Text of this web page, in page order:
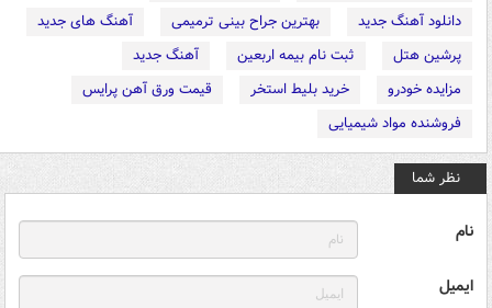
دانلود آهنگ جدید
بهترین جراح بینی ترمیمی
آهنگ های جدید
پرشین هتل
ثبت نام بیمه اربعین
آهنگ جدید
مزایده خودرو
خرید بلیط استخر
قیمت ورق آهن پرایس
فروشنده مواد شیمیایی
نظر شما
نام
ایمیل